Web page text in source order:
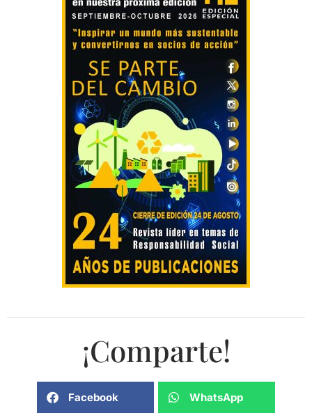
¡Comparte!
Facebook WhatsApp